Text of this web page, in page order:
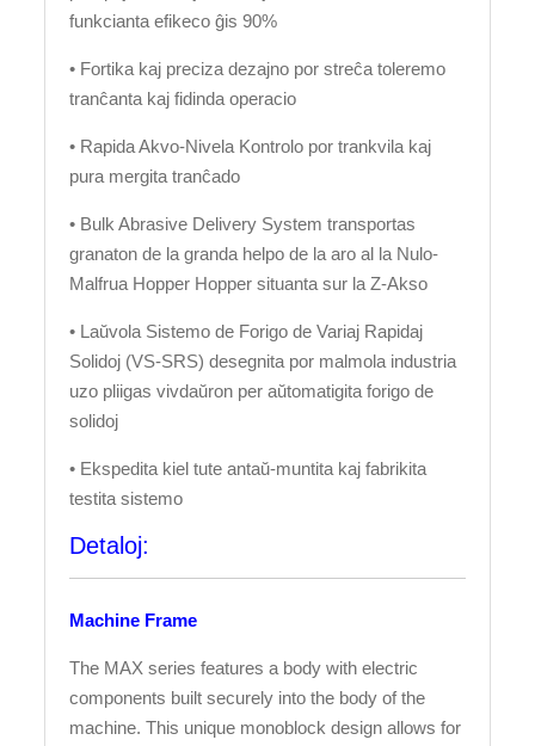
funkcianta efikeco ĝis 90%
• Fortika kaj preciza dezajno por streĉa toleremo
tranĉanta kaj fidinda operacio
• Rapida Akvo-Nivela Kontrolo por trankvila kaj
pura mergita tranĉado
• Bulk Abrasive Delivery System transportas
granaton de la granda helpo de la aro al la Nulo-
Malfrua Hopper Hopper situanta sur la Z-Akso
• Laŭvola Sistemo de Forigo de Variaj Rapidaj
Solidoj (VS-SRS) desegnita por malmola industria
uzo pliigas vivdaŭron per aŭtomatigita forigo de
solidoj
• Ekspedita kiel tute antaŭ-muntita kaj fabrikita
testita sistemo
Detaloj:
Machine Frame
The MAX series features a body with electric
components built securely into the body of the
machine. This unique monoblock design allows for